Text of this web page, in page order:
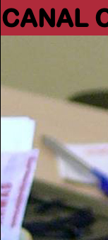
CANAL